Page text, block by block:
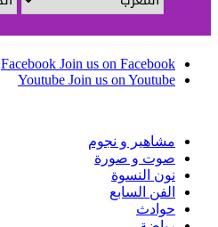
Facebook Join us on Facebook
Youtube Join us on Youtube
مشاهير و نجوم
صوت و صورة
نون النسوة
الفن السابع
حوادث